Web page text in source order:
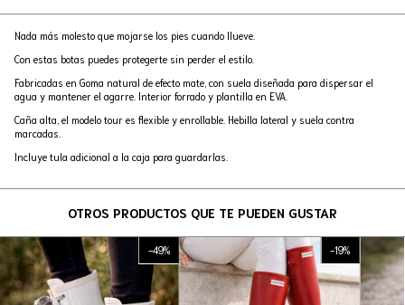
Nada más molesto que mojarse los pies cuando llueve.
Con estas botas puedes protegerte sin perder el estilo.
Fabricadas en Goma natural de efecto mate, con suela diseñada para dispersar el
agua y mantener el agarre. Interior forrado y plantilla en EVA.
Caña alta, el modelo tour es flexible y enrollable. Hebilla lateral y suela contra
marcadas.
Incluye tula adicional a la caja para guardarlas.
OTROS PRODUCTOS QUE TE PUEDEN GUSTAR
-49% -19%